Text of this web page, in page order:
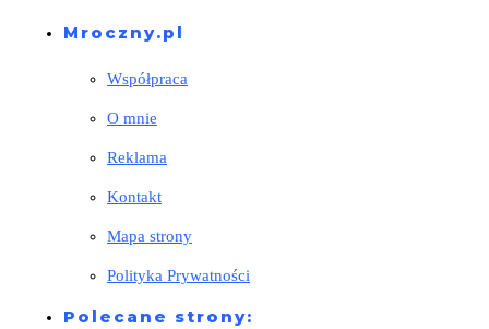
Mroczny.pl
Współpraca
O mnie
Reklama
Kontakt
Mapa strony
Polityka Prywatności
Polecane strony: